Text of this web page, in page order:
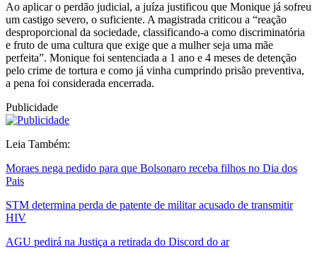
Ao aplicar o perdão judicial, a juíza justificou que Monique já sofreu
um castigo severo, o suficiente. A magistrada criticou a “reação
desproporcional da sociedade, classificando-a como discriminatória
e fruto de uma cultura que exige que a mulher seja uma mãe
perfeita”. Monique foi sentenciada a 1 ano e 4 meses de detenção
pelo crime de tortura e como já vinha cumprindo prisão preventiva,
a pena foi considerada encerrada.
Publicidade
Leia Também:
Moraes nega pedido para que Bolsonaro receba filhos no Dia dos
Pais
STM determina perda de patente de militar acusado de transmitir
HIV
AGU pedirá na Justiça a retirada do Discord do ar